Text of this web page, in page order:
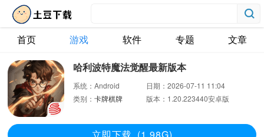
首页 游戏 软件 专题 文章
哈利波特魔法觉醒最新版本
系统：Android 日期：2026-07-11 11:04
类别：卡牌棋牌 版本： 1.20.223440安卓版